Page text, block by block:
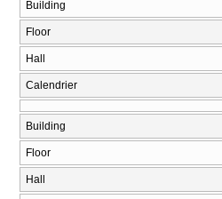
Building
Floor
Hall
Calendrier
Building
Floor
Hall